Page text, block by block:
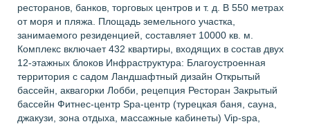
ресторанов, банков, торговых центров и т. д. В 550 метрах
от моря и пляжа. Площадь земельного участка,
занимаемого резиденцией, составляет 10000 кв. м.
Комплекс включает 432 квартиры, входящих в состав двух
12-этажных блоков Инфраструктура: Благоустроенная
территория с садом Ландшафтный дизайн Открытый
бассейн, аквагорки Лобби, рецепция Ресторан Закрытый
бассейн Фитнес-центр Spa-центр (турецкая баня, сауна,
джакузи, зона отдыха, массажные кабинеты) Vip-spa,